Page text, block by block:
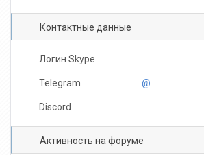
Контактные данные
Логин Skype
Telegram @ ‌‌‍‍
Discord
Активность на форуме